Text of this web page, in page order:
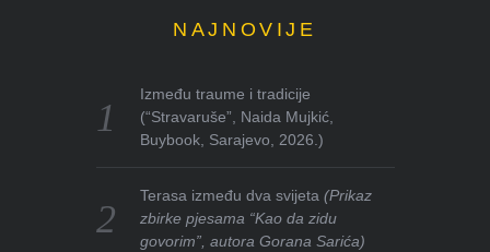
NAJNOVIJE
Između traume i tradicije
(“Stravaruše”, Naida Mujkić,
Buybook, Sarajevo, 2026.)
Terasa između dva svijeta(Prikaz
zbirke pjesama “Kao da zidu
govorim”, autora Gorana Sarića)